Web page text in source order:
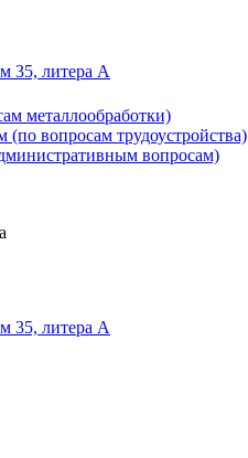
35, литера А
металлообработки)
(по вопросам трудоустройства)
вопросам)
35, литера А